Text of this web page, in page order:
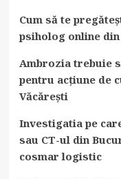
Cum să te
psiholog online
Ambrozia trebuie
pentru acțiune de
Văcărești
Investigatia pe
sau CT-ul din
cosmar logistic